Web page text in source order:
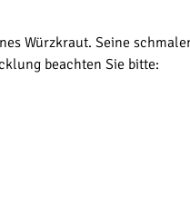
Würzkraut. Seine
beachten Sie bitte: